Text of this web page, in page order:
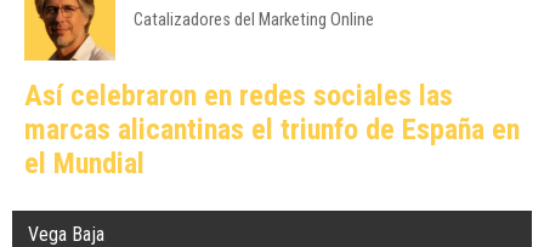
Catalizadores del Marketing Online
Así celebraron en redes sociales las
marcas alicantinas el triunfo de España en
el Mundial
Vega Baja